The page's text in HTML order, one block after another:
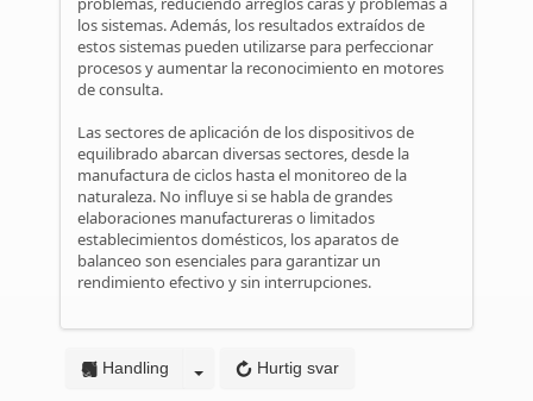
los sistemas. Además, los resultados extraídos de
estos sistemas pueden utilizarse para perfeccionar
procesos y aumentar la reconocimiento en motores
de consulta.
Las sectores de aplicación de los dispositivos de
equilibrado abarcan diversas sectores, desde la
manufactura de ciclos hasta el monitoreo de la
naturaleza. No influye si se habla de grandes
elaboraciones manufactureras o limitados
establecimientos domésticos, los aparatos de
balanceo son esenciales para garantizar un
rendimiento efectivo y sin interrupciones.
Hurtig svar
Handling